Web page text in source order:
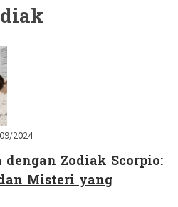
2024
Zodiak Scorpio:
Misteri yang